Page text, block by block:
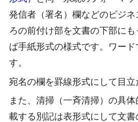
発信者（署名）欄などのビジネ
ろの前付け部を文書の下部に
ば手紙形式の様式です。ワード
す。
宛名の欄を罫線形式にして目立
また、清掃（一斉清掃）の具
載する別記は表形式にして文